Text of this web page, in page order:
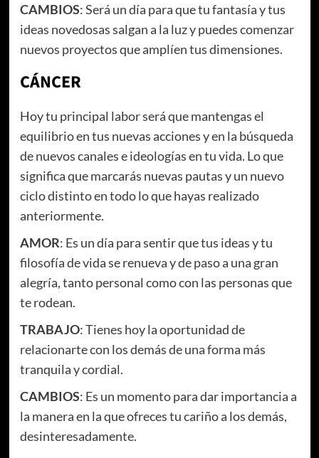
CAMBIOS: Será un día para que tu fantasía y tus
ideas novedosas salgan a la luz y puedes comenzar
nuevos proyectos que amplíen tus dimensiones.
CÁNCER
Hoy tu principal labor será que mantengas el
equilibrio en tus nuevas acciones y en la búsqueda
de nuevos canales e ideologías en tu vida. Lo que
significa que marcarás nuevas pautas y un nuevo
ciclo distinto en todo lo que hayas realizado
anteriormente.
AMOR: Es un día para sentir que tus ideas y tu
filosofía de vida se renueva y de paso a una gran
alegría, tanto personal como con las personas que
te rodean.
TRABAJO: Tienes hoy la oportunidad de
relacionarte con los demás de una forma más
tranquila y cordial.
CAMBIOS: Es un momento para dar importancia a
la manera en la que ofreces tu cariño a los demás,
desinteresadamente.